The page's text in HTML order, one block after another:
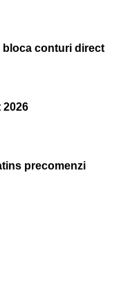
bloca conturi direct
2026
precomenzi